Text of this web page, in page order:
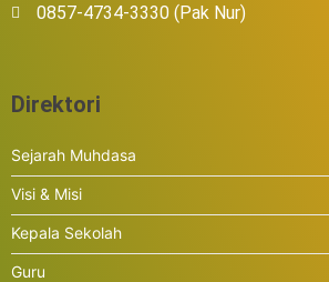
0857-4734-3330 (Pak Nur)
Direktori
Sejarah Muhdasa
Visi & Misi
Kepala Sekolah
Guru